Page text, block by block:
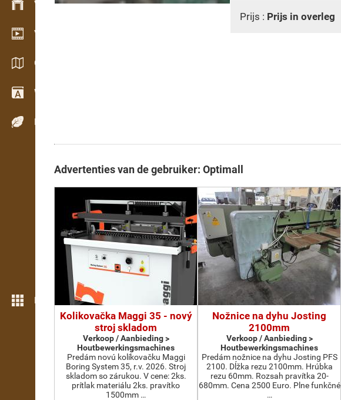
Voorraadbeheer
Video showroom
Catalogi / Brochures
Woordenboek
Houtsoorten
Meer opties
Prijs : Prijs in overleg
Advertenties van de gebruiker: Optimall
Kolikovačka Maggi 35 - nový
stroj skladom
Verkoop / Aanbieding >
Houtbewerkingsmachines
Predám novú kolíkovačku Maggi
Boring System 35, r.v. 2026. Stroj
skladom so zárukou. V cene: 2ks.
prítlak materiálu 2ks. pravítko
1500mm …
Nožnice na dyhu Josting
2100mm
Verkoop / Aanbieding >
Houtbewerkingsmachines
Predám nožnice na dyhu Josting PFS
2100. Dĺžka rezu 2100mm. Hrúbka
rezu 60mm. Rozsah pravítka 20-
680mm. Cena 2500 Euro. Plne funkčné
…